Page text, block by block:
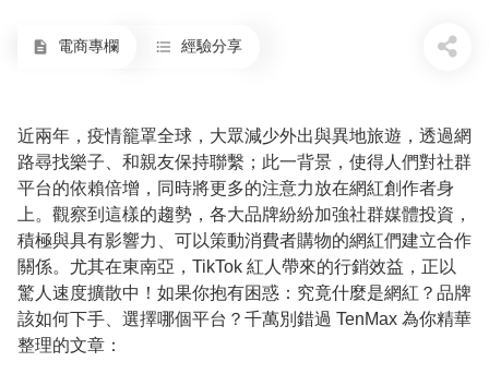
description 電商專欄 format_list_bulleted 經驗分享
近兩年，疫情籠罩全球，大眾減少外出與異地旅遊，透過網
路尋找樂子、和親友保持聯繫；此一背景，使得人們對社群
平台的依賴倍增，同時將更多的注意力放在網紅創作者身
上。觀察到這樣的趨勢，各大品牌紛紛加強社群媒體投資，
積極與具有影響力、可以策動消費者購物的網紅們建立合作
關係。尤其在東南亞，TikTok 紅人帶來的行銷效益，正以
驚人速度擴散中！如果你抱有困惑：究竟什麼是網紅？品牌
該如何下手、選擇哪個平台？千萬別錯過 TenMax 為你精華
整理的文章：